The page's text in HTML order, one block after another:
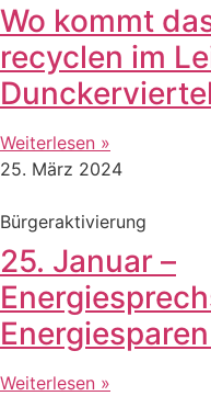
Wo kommt
recyclen im
Dunckerviertel
Weiterlesen »
25. März 2024
Bürgeraktivierung
25. Januar –
Weiterlesen »